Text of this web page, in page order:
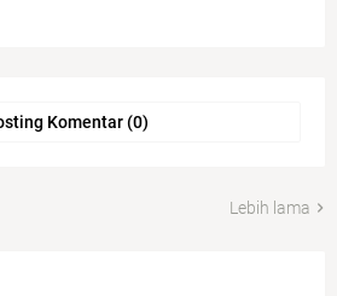
Komentar (0)
Lebih lama